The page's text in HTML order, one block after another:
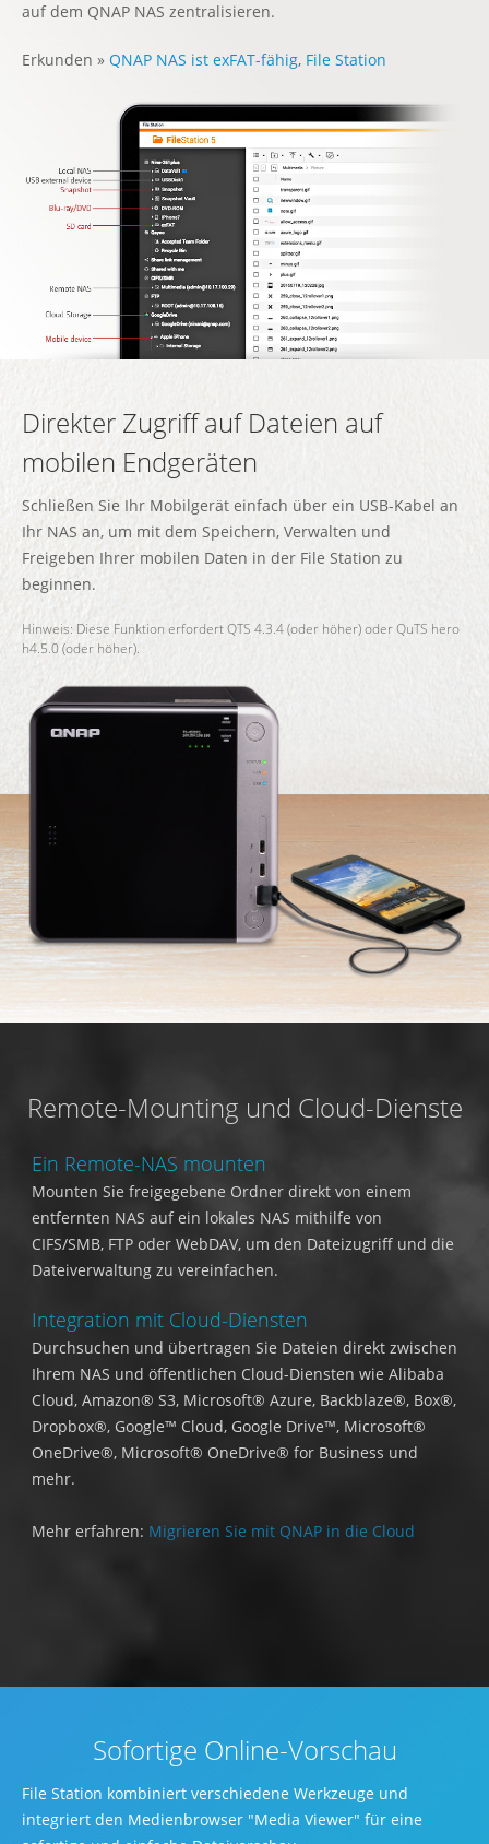
auf dem QNAP NAS zentralisieren.
Erkunden » QNAP NAS ist exFAT-fähig, File Station
Direkter Zugriff auf Dateien auf
mobilen Endgeräten
Schließen Sie Ihr Mobilgerät einfach über ein USB-Kabel an
Ihr NAS an, um mit dem Speichern, Verwalten und
Freigeben Ihrer mobilen Daten in der File Station zu
beginnen.
Hinweis: Diese Funktion erfordert QTS 4.3.4 (oder höher) oder QuTS hero
h4.5.0 (oder höher).
Remote-Mounting und Cloud-Dienste
Ein Remote-NAS mounten
Mounten Sie freigegebene Ordner direkt von einem
entfernten NAS auf ein lokales NAS mithilfe von
CIFS/SMB, FTP oder WebDAV, um den Dateizugriff und die
Dateiverwaltung zu vereinfachen.
Integration mit Cloud-Diensten
Durchsuchen und übertragen Sie Dateien direkt zwischen
Ihrem NAS und öffentlichen Cloud-Diensten wie Alibaba
Cloud, Amazon® S3, Microsoft® Azure, Backblaze®, Box®,
Dropbox®, Google™ Cloud, Google Drive™, Microsoft®
OneDrive®, Microsoft® OneDrive® for Business und
mehr.
Mehr erfahren: Migrieren Sie mit QNAP in die Cloud
Sofortige Online-Vorschau
File Station kombiniert verschiedene Werkzeuge und
integriert den Medienbrowser "Media Viewer" für eine